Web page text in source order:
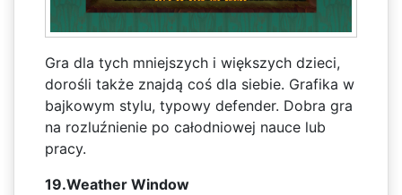
Gra dla tych mniejszych i większych dzieci,
dorośli także znajdą coś dla siebie. Grafika w
bajkowym stylu, typowy defender. Dobra gra
na rozluźnienie po całodniowej nauce lub
pracy.
19.Weather Window